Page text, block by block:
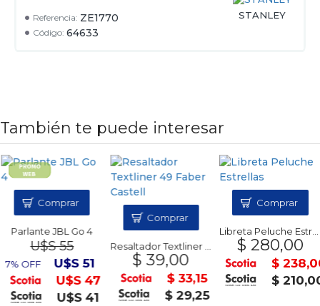
Referencia: ZE1770
Código: 64633
STANLEY
También te puede interesar
Parlante JBL Go 4
U$S 55
7% OFF
U$S 51
U$S 47
U$S 41
Comprar
Resaltador Textliner 49 Faber Castell
$ 39,00
$ 33,15
$ 29,25
Comprar
Libreta Peluche Estrellas
$ 280,00
$
$
Comprar